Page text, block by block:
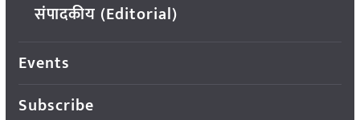
संपादकीय (Editorial)
Events
Subscribe